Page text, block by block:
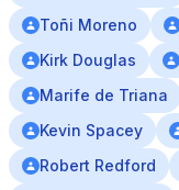
Toñi Moreno
Kirk Douglas
Marife de Triana
Kevin Spacey
Robert Redford